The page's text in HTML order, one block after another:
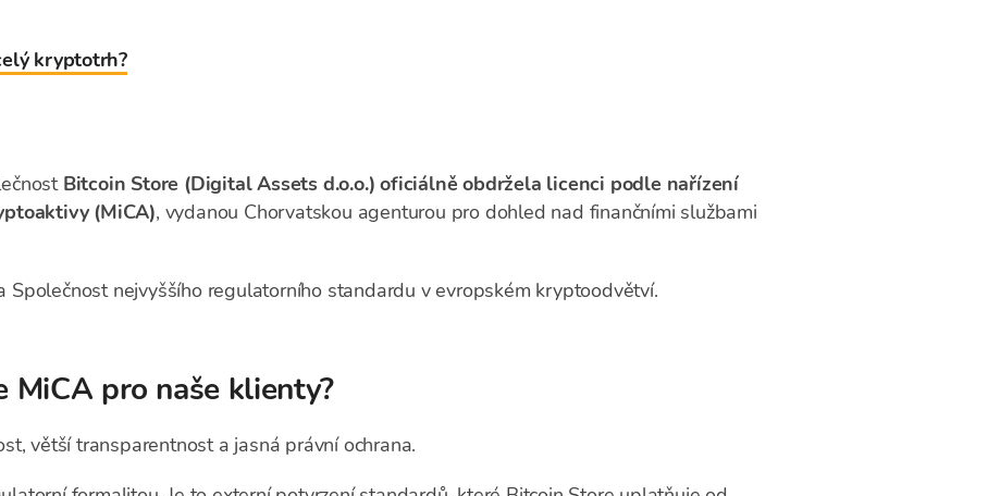
kryptotrh?
Bitcoin Store (Digital Assets d.o.o.) oficiálně obdržela licenci podle nařízení
(MiCA), vydanou Chorvatskou agenturou pro dohled nad finančními službami
Společnost nejvyššího regulatorního standardu v evropském kryptoodvětví.
MiCA pro naše klienty?
větší transparentnost a jasná právní ochrana.